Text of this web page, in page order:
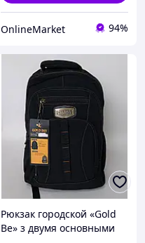
OnlineMarket 94%
Рюкзак городской «Gold
Be» з двумя основными